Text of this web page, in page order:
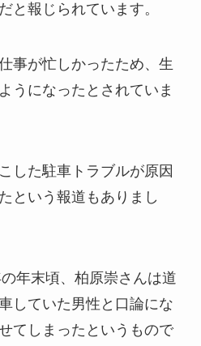
だと報じられています。
事が忙しかったため、生
うになったとされていま
した駐車トラブルが原因
という報道もありまし
年末頃、柏原崇さんは道
していた男性と口論にな
てしまったというもので